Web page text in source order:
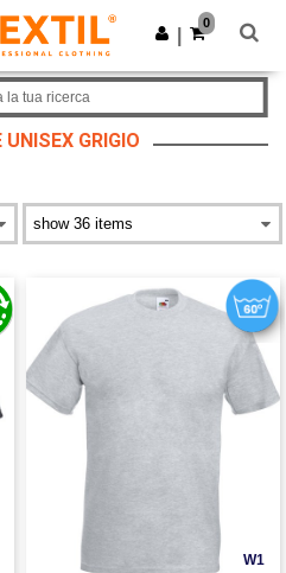
Scarica app
0
GRIGIO
la tua ricerca
W1